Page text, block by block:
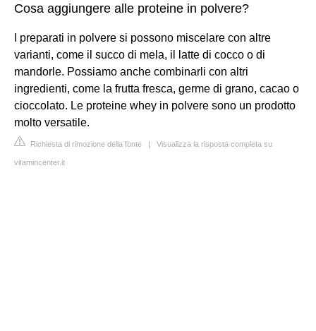
Cosa aggiungere alle proteine in polvere?
I preparati in polvere si possono miscelare con altre
varianti, come il succo di mela, il latte di cocco o di
mandorle. Possiamo anche combinarli con altri
ingredienti, come la frutta fresca, germe di grano, cacao o
cioccolato. Le proteine whey in polvere sono un prodotto
molto versatile.
Richiesta di rimozione della fonte | Visualizza la risposta completa su
vitamincenter.it